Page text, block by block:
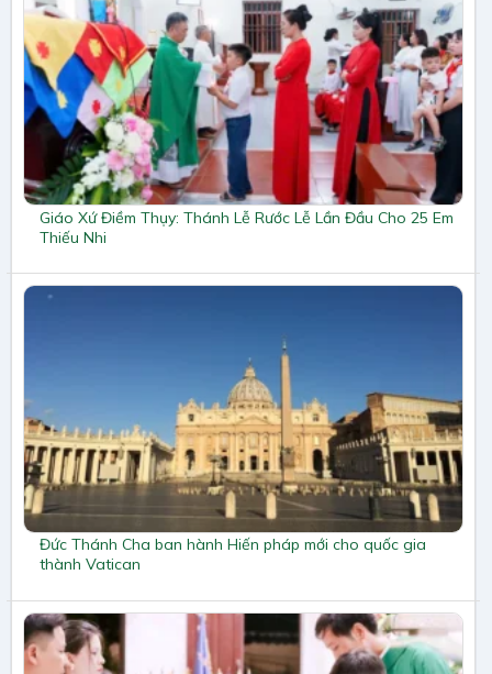
Giáo Xứ Điềm Thụy: Thánh Lễ Rước Lễ Lần Đầu Cho 25 Em
Thiếu Nhi
Đức Thánh Cha ban hành Hiến pháp mới cho quốc gia
thành Vatican